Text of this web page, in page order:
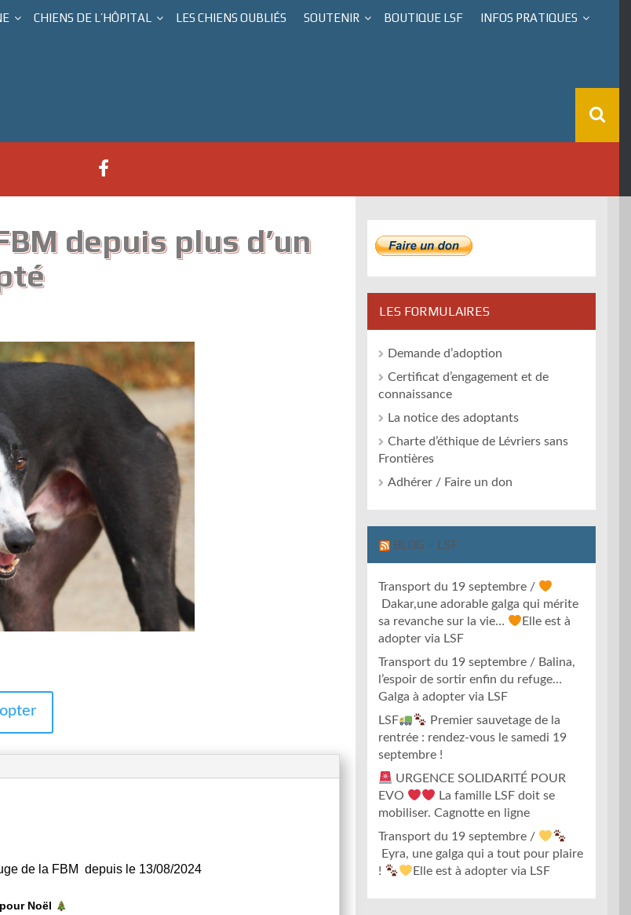
CHIENS DE L’HÔPITAL LES CHIENS OUBLIÉS SOUTENIR BOUTIQUE LSF INFOS PRATIQUES
depuis plus d’un
de la FBM depuis le 13/08/2024
Noël
LES FORMULAIRES
Demande d’adoption
Certificat d’engagement et de
connaissance
La notice des adoptants
Charte d’éthique de Lévriers sans
Frontières
Adhérer / Faire un don
BLOG – LSF
Transport du 19 septembre /
Dakar,une adorable galga qui mérite
sa revanche sur la vie…
Elle est à
adopter via LSF
Transport du 19 septembre / Balina,
l’espoir de sortir enfin du refuge…
Galga à adopter via LSF
LSF
Premier sauvetage de la
rentrée : rendez-vous le samedi 19
septembre !
URGENCE SOLIDARITÉ POUR
EVO
La famille LSF doit se
mobiliser. Cagnotte en ligne
Transport du 19 septembre /
Eyra, une galga qui a tout pour plaire
!
Elle est à adopter via LSF